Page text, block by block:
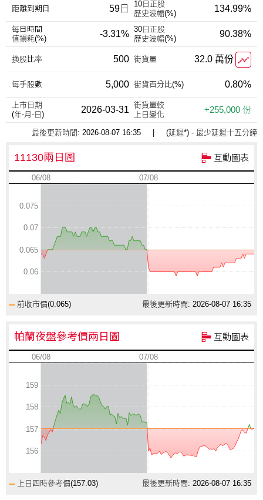
距離到期日 59日
每日時間
值損耗(%)
-3.31%
換股比率 500
每手股數 5,000
上市日期
(年-月-日)
2026-03-31
10日正股
歷史波幅(%)
134.99%
30日正股
歷史波幅(%)
90.38%
街貨量 32.0 萬份
街貨百分比(%) 0.80%
街貨量較
上日變化
+255,000 份
最後更新時間: 2026-08-07 16:35 | (延遲*) - 最少延遲十五分鐘
11130兩日圖 互動圖表
06/08 07/08
0.06
0.065
0.07
0.075
前收市價(0.065) 最後更新時間: 2026-08-07 16:35
帕蘭夜盤參考價兩日圖 互動圖表
06/08 07/08
156
157
158
159
上日四時參考價(157.03) 最後更新時間: 2026-08-07 16:35